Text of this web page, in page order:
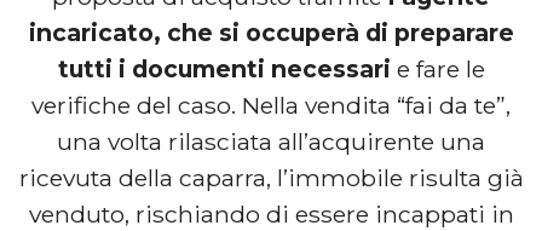
incaricato, che si occuperà di preparare
tutti i documenti necessari e fare le
verifiche del caso. Nella vendita “fai da te”,
una volta rilasciata all’acquirente una
ricevuta della caparra, l’immobile risulta già
venduto, rischiando di essere incappati in